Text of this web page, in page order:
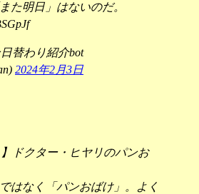
た明日」はないのだ。
替わり紹介bot
2024年2月3日
】ドクター・ヒヤリのパンお
はなく「パンおばけ」。よく